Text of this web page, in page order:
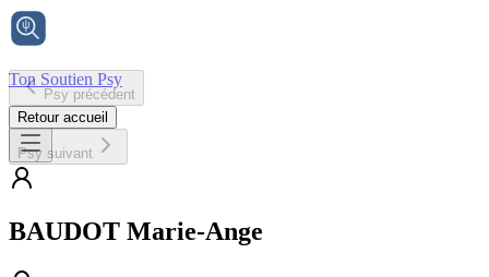
Ton Soutien Psy
Accueil
Psy précédent
Retour accueil
Psy suivant
BAUDOT Marie-Ange